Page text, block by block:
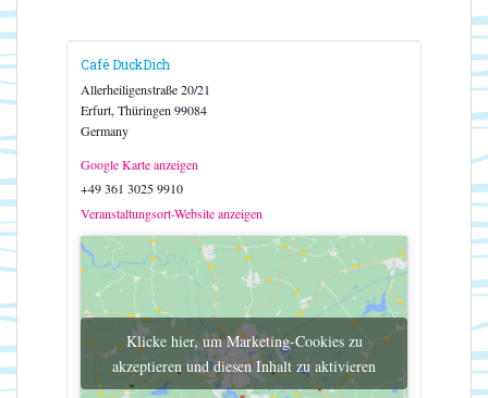
Café DuckDich
Allerheiligenstraße 20/21
Erfurt, Thüringen 99084
Germany
Google Karte anzeigen
+49 361 3025 9910
Veranstaltungsort-Website anzeigen
Klicke hier, um Marketing-Cookies zu
akzeptieren und diesen Inhalt zu aktivieren